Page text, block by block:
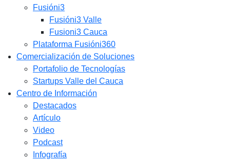
Fusióni3
Fusióni3 Valle
Fusioni3 Cauca
Plataforma Fusióni360
Comercialización de Soluciones
Portafolio de Tecnologías
Startups Valle del Cauca
Centro de Información
Destacados
Artículo
Video
Podcast
Infografía